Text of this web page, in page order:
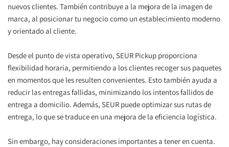
nuevos clientes. También contribuye a la mejora de la imagen de
marca, al posicionar tu negocio como un establecimiento moderno
y orientado al cliente.
Desde el punto de vista operativo, SEUR Pickup proporciona
flexibilidad horaria, permitiendo a los clientes recoger sus paquetes
en momentos que les resulten convenientes. Esto también ayuda a
reducir las entregas fallidas, minimizando los intentos fallidos de
entrega a domicilio. Además, SEUR puede optimizar sus rutas de
entrega, lo que se traduce en una mejora de la eficiencia logística.
Sin embargo, hay consideraciones importantes a tener en cuenta.